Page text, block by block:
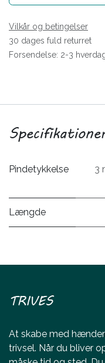
Vilkår og betingelser
30 dages fuld returret
Forsendelse: 2-3
Pindetykkelse 3
Længde
TRIVES
At skabe med
trivsel. Når du bliver